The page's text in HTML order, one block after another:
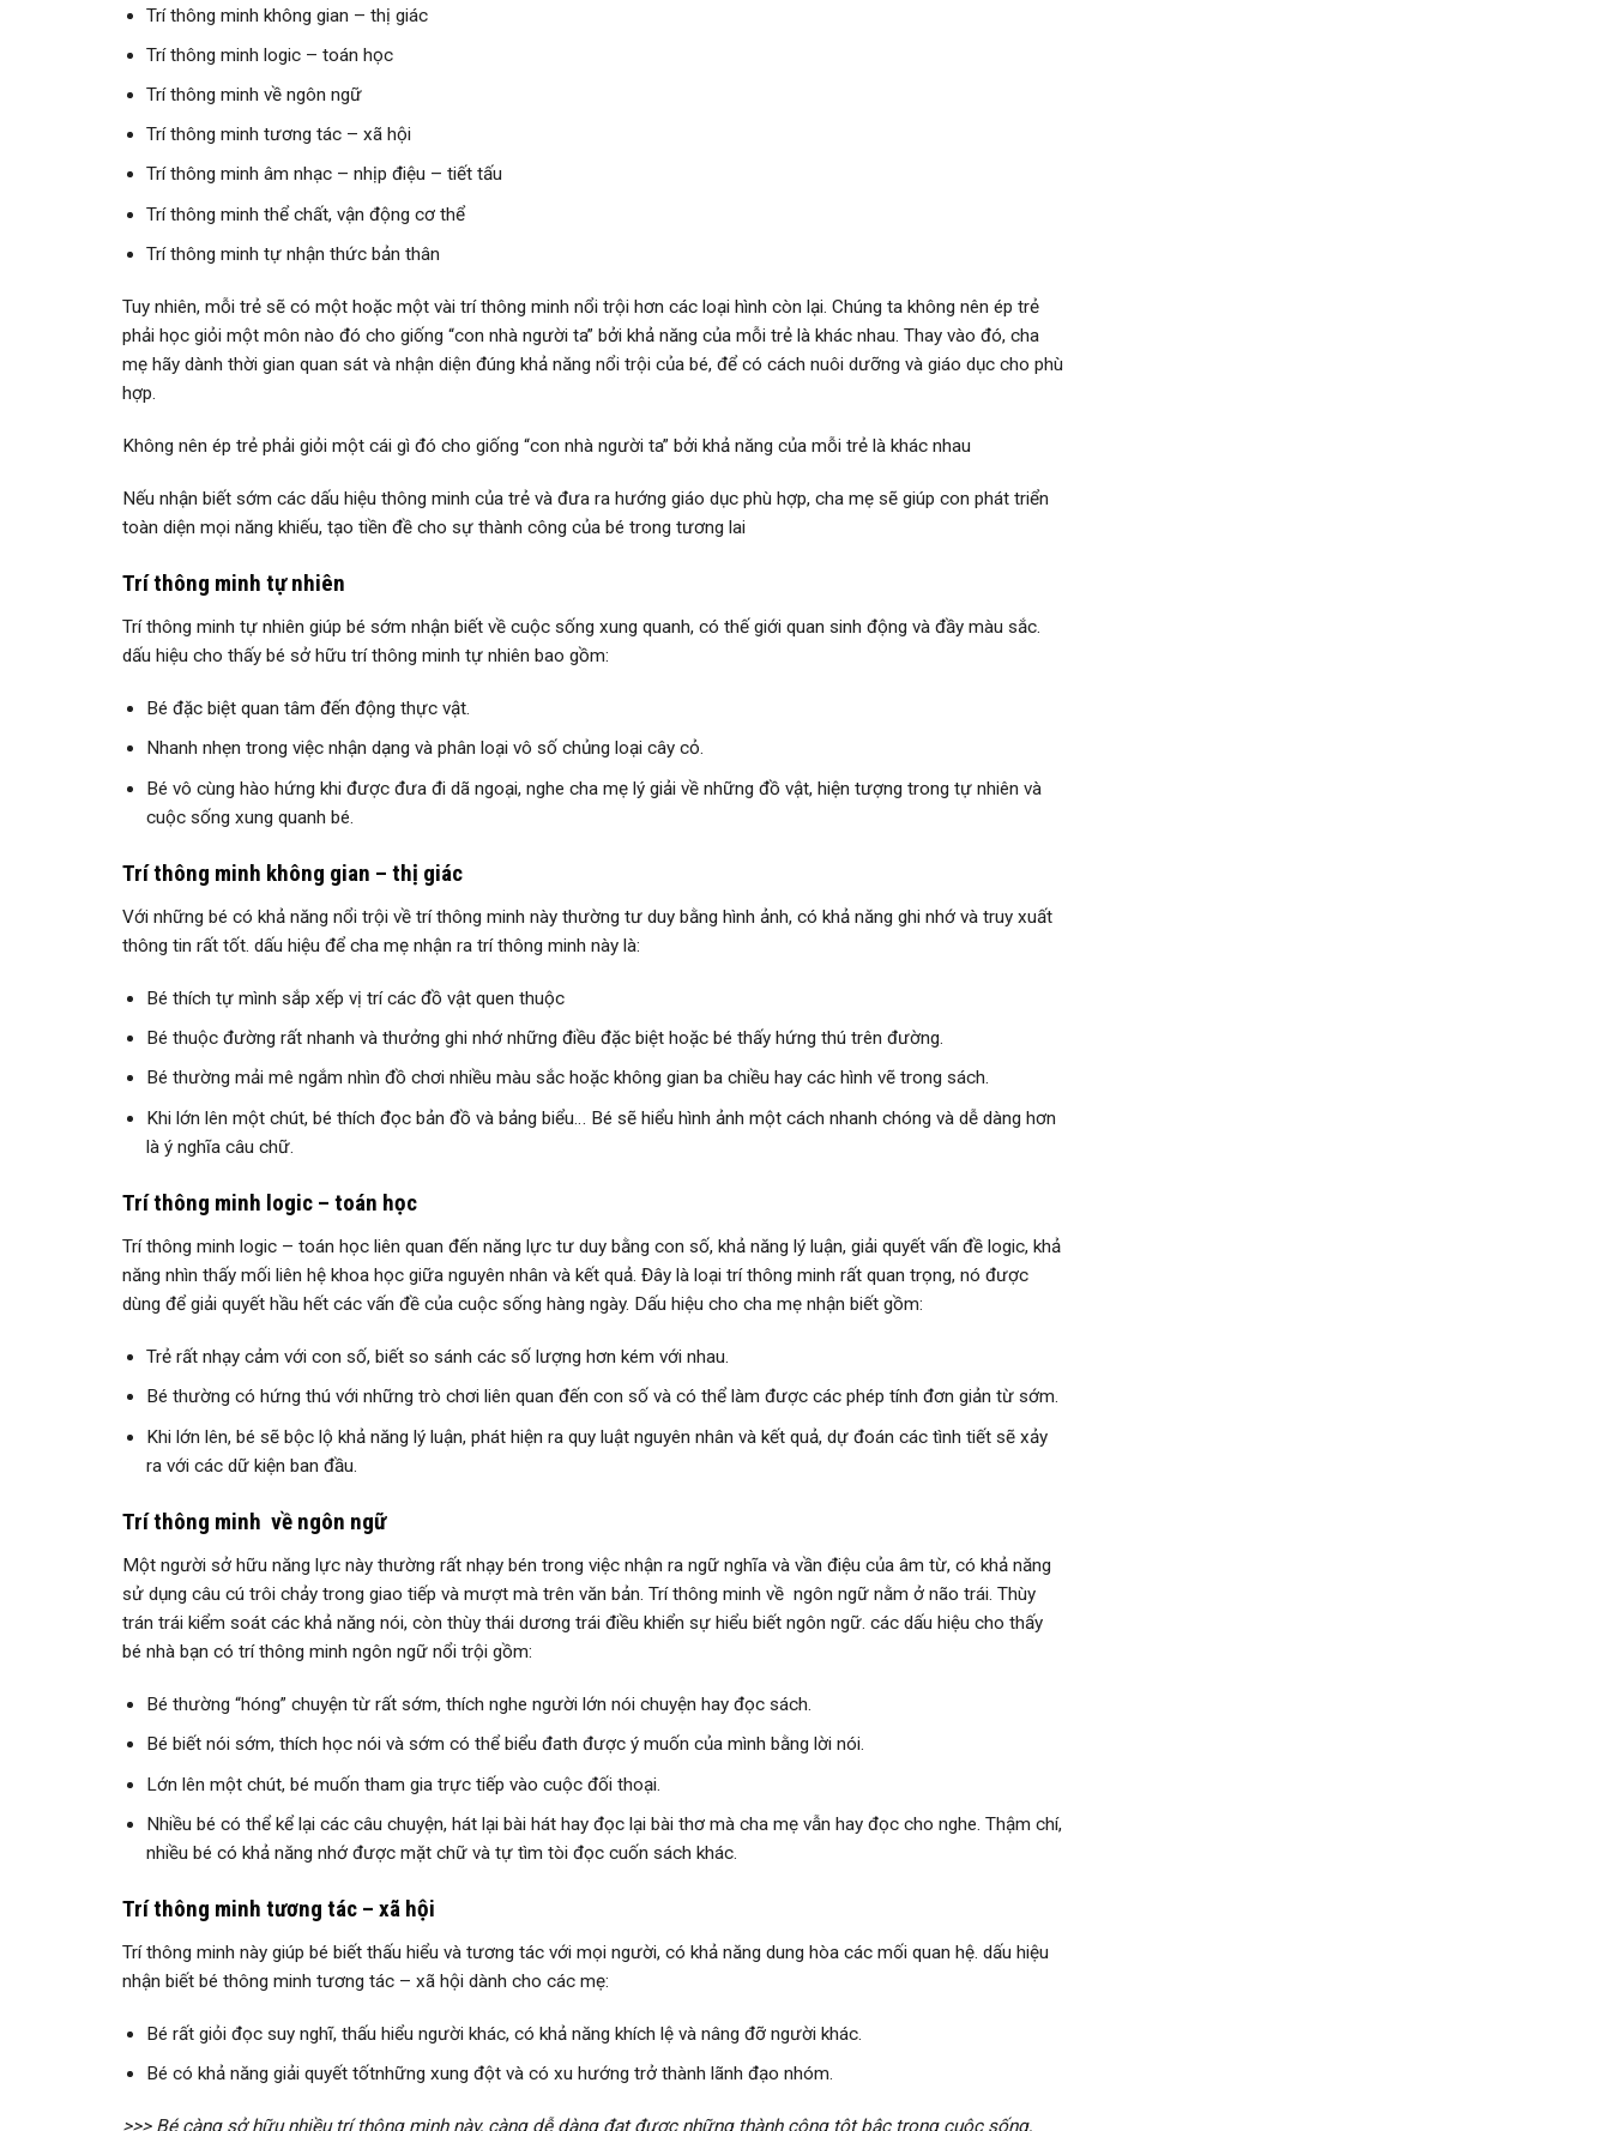
Trí thông minh không gian – thị giác
Trí thông minh logic – toán học
Trí thông minh về ngôn ngữ
Trí thông minh tương tác – xã hội
Trí thông minh âm nhạc – nhịp điệu – tiết tấu
Trí thông minh thể chất, vận động cơ thể
Trí thông minh tự nhận thức bản thân
Tuy nhiên, mỗi trẻ sẽ có một hoặc một vài trí thông minh nổi trội hơn các loại hình còn lại. Chúng ta không nên ép trẻ
phải học giỏi một môn nào đó cho giống “con nhà người ta” bởi khả năng của mỗi trẻ là khác nhau. Thay vào đó, cha
mẹ hãy dành thời gian quan sát và nhận diện đúng khả năng nổi trội của bé, để có cách nuôi dưỡng và giáo dục cho phù
hợp.
Không nên ép trẻ phải giỏi một cái gì đó cho giống “con nhà người ta” bởi khả năng của mỗi trẻ là khác nhau
Nếu nhận biết sớm các dấu hiệu thông minh của trẻ và đưa ra hướng giáo dục phù hợp, cha mẹ sẽ giúp con phát triển
toàn diện mọi năng khiếu, tạo tiền đề cho sự thành công của bé trong tương lai
Trí thông minh tự nhiên
Trí thông minh tự nhiên giúp bé sớm nhận biết về cuộc sống xung quanh, có thế giới quan sinh động và đầy màu sắc.
dấu hiệu cho thấy bé sở hữu trí thông minh tự nhiên bao gồm:
Bé đặc biệt quan tâm đến động thực vật.
Nhanh nhẹn trong việc nhận dạng và phân loại vô số chủng loại cây cỏ.
Bé vô cùng hào hứng khi được đưa đi dã ngoại, nghe cha mẹ lý giải về những đồ vật, hiện tượng trong tự nhiên và
cuộc sống xung quanh bé.
Trí thông minh không gian – thị giác
Với những bé có khả năng nổi trội về trí thông minh này thường tư duy bằng hình ảnh, có khả năng ghi nhớ và truy xuất
thông tin rất tốt. dấu hiệu để cha mẹ nhận ra trí thông minh này là:
Bé thích tự mình sắp xếp vị trí các đồ vật quen thuộc
Bé thuộc đường rất nhanh và thưởng ghi nhớ những điều đặc biệt hoặc bé thấy hứng thú trên đường.
Bé thường mải mê ngắm nhìn đồ chơi nhiều màu sắc hoặc không gian ba chiều hay các hình vẽ trong sách.
Khi lớn lên một chút, bé thích đọc bản đồ và bảng biểu… Bé sẽ hiểu hình ảnh một cách nhanh chóng và dễ dàng hơn
là ý nghĩa câu chữ.
Trí thông minh logic – toán học
Trí thông minh logic – toán học liên quan đến năng lực tư duy bằng con số, khả năng lý luận, giải quyết vấn đề logic, khả
năng nhìn thấy mối liên hệ khoa học giữa nguyên nhân và kết quả. Đây là loại trí thông minh rất quan trọng, nó được
dùng để giải quyết hầu hết các vấn đề của cuộc sống hàng ngày. Dấu hiệu cho cha mẹ nhận biết gồm:
Trẻ rất nhạy cảm với con số, biết so sánh các số lượng hơn kém với nhau.
Bé thường có hứng thú với những trò chơi liên quan đến con số và có thể làm được các phép tính đơn giản từ sớm.
Khi lớn lên, bé sẽ bộc lộ khả năng lý luận, phát hiện ra quy luật nguyên nhân và kết quả, dự đoán các tình tiết sẽ xảy
ra với các dữ kiện ban đầu.
Trí thông minh về ngôn ngữ
Một người sở hữu năng lực này thường rất nhạy bén trong việc nhận ra ngữ nghĩa và vần điệu của âm từ, có khả năng
sử dụng câu cú trôi chảy trong giao tiếp và mượt mà trên văn bản. Trí thông minh về ngôn ngữ nằm ở não trái. Thùy
trán trái kiểm soát các khả năng nói, còn thùy thái dương trái điều khiển sự hiểu biết ngôn ngữ. các dấu hiệu cho thấy
bé nhà bạn có trí thông minh ngôn ngữ nổi trội gồm:
Bé thường “hóng” chuyện từ rất sớm, thích nghe người lớn nói chuyện hay đọc sách.
Bé biết nói sớm, thích học nói và sớm có thể biểu đath được ý muốn của mình bằng lời nói.
Lớn lên một chút, bé muốn tham gia trực tiếp vào cuộc đối thoại.
Nhiều bé có thể kể lại các câu chuyện, hát lại bài hát hay đọc lại bài thơ mà cha mẹ vẫn hay đọc cho nghe. Thậm chí,
nhiều bé có khả năng nhớ được mặt chữ và tự tìm tòi đọc cuốn sách khác.
Trí thông minh tương tác – xã hội
Trí thông minh này giúp bé biết thấu hiểu và tương tác với mọi người, có khả năng dung hòa các mối quan hệ. dấu hiệu
nhận biết bé thông minh tương tác – xã hội dành cho các mẹ:
Bé rất giỏi đọc suy nghĩ, thấu hiểu người khác, có khả năng khích lệ và nâng đỡ người khác.
Bé có khả năng giải quyết tốtnhững xung đột và có xu hướng trở thành lãnh đạo nhóm.
>>> Bé càng sở hữu nhiều trí thông minh này, càng dễ dàng đạt được những thành công tột bậc trong cuộc sống,